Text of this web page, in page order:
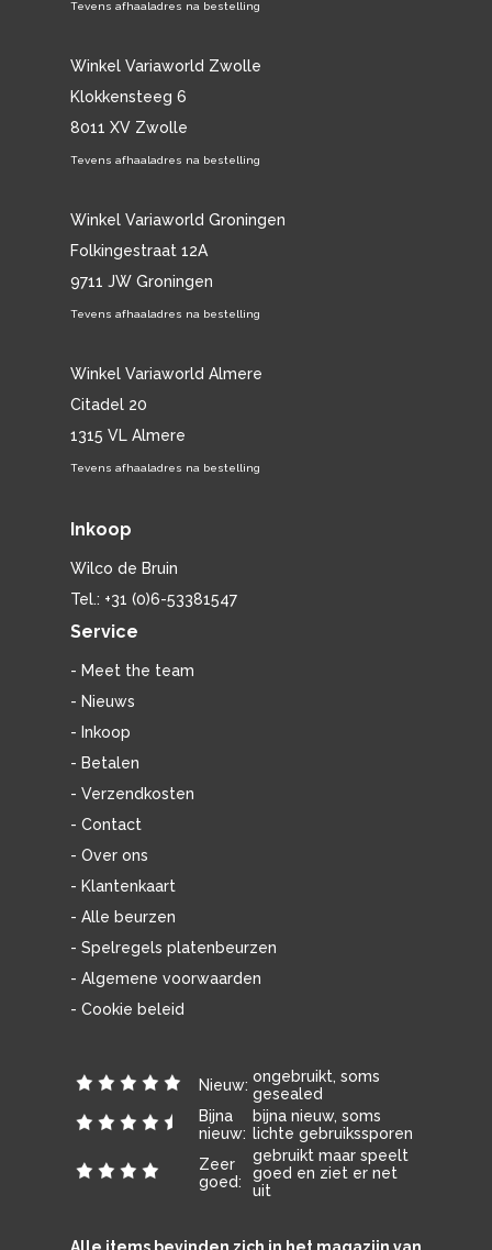
Tevens afhaaladres na bestelling
Winkel Variaworld Zwolle
Klokkensteeg 6
8011 XV Zwolle
Tevens afhaaladres na bestelling
Winkel Variaworld Groningen
Folkingestraat 12A
9711 JW Groningen
Tevens afhaaladres na bestelling
Winkel Variaworld Almere
Citadel 20
1315 VL Almere
Tevens afhaaladres na bestelling
Inkoop
Wilco de Bruin
Tel.: +31 (0)6-53381547
Service
- Meet the team
- Nieuws
- Inkoop
- Betalen
- Verzendkosten
- Contact
- Over ons
- Klantenkaart
- Alle beurzen
- Spelregels platenbeurzen
- Algemene voorwaarden
- Cookie beleid
Nieuw: ongebruikt, soms
gesealed
Bijna
nieuw:
bijna nieuw, soms
lichte gebruikssporen
Zeer
goed:
gebruikt maar speelt
goed en ziet er net
uit